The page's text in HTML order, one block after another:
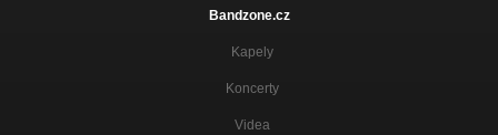
Bandzone.cz
Kapely
Koncerty
Videa